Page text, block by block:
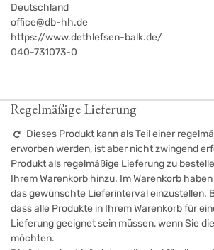
Deutschland
office@db-hh.de
https://www.dethlefsen-balk.de/
040-731073-0
Regelmäßige Lieferung
Dieses Produkt kann als Teil einer
erworben werden, ist aber nicht zwingend
Produkt als regelmäßige Lieferung zu
Ihrem Warenkorb hinzu. Im Warenkorb
das gewünschte Lieferinterval einzustellen.
dass alle Produkte in Ihrem Warenkorb für
Lieferung geeignet sein müssen, wenn Sie
möchten.